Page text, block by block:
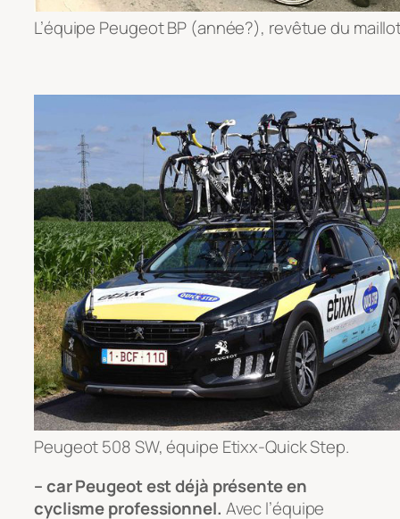
L’équipe Peugeot BP (année?), revêtue du
Peugeot 508 SW, équipe Etixx-Quick Step.
– car Peugeot est déjà présente en
cyclisme professionnel. Avec l’équipe